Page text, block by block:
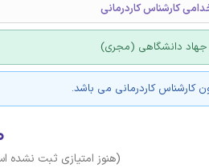
کارشناس کاردرمانی
جهاد دانشگاهی (مجری)
کارشناس کاردرمانی می باشد.
(هنوز امتیازی ثبت نشده